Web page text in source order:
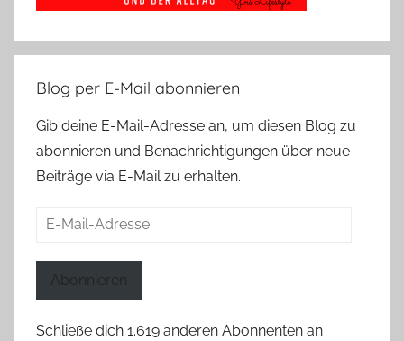
Blog per E-Mail abonnieren
Gib deine E-Mail-Adresse an, um diesen Blog zu
abonnieren und Benachrichtigungen über neue
Beiträge via E-Mail zu erhalten.
E-
Abonnieren
Schließe dich 1.619 anderen Abonnenten an